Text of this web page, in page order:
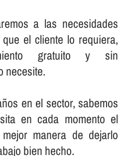
a las necesidades
el cliente lo requiera,
gratuito y sin
necesite.
en el sector, sabemos
en cada momento el
manera de dejarlo
bien hecho.